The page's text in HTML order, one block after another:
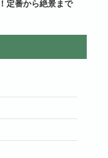
定番から絶景まで